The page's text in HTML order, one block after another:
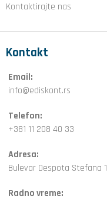
Kontaktirajte nas
Kontakt
Email:
info@ediskont.rs
Telefon:
+381 11 208 40 33
Adresa:
Bulevar Despota Stefana
Radno vreme: